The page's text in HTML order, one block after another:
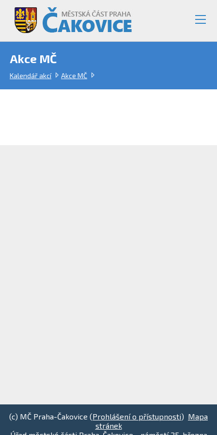
Akce MČ
Kalendář akcí Akce MČ
(c) MČ Praha-Čakovice (Prohlášení o přístupnosti) Mapa
stránek